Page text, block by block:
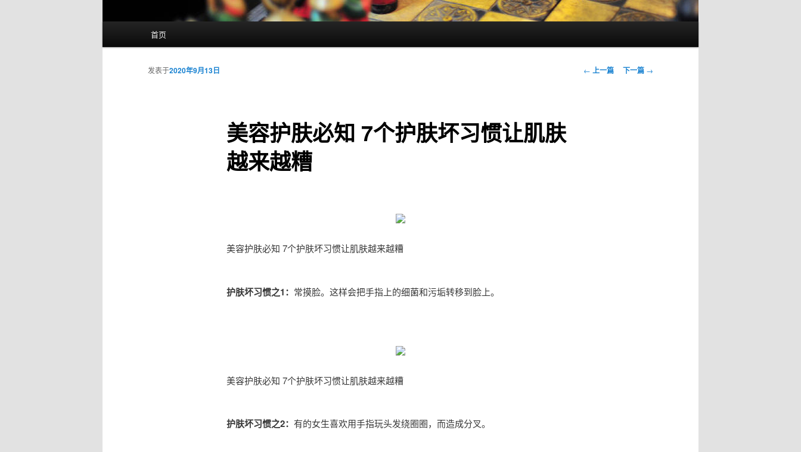
首页
文
← 上一篇 下一篇 →
美容护肤必知 7个护肤坏习惯让肌肤
越来越糟
发表于2020年9月13日
美容护肤必知 7个护肤坏习惯让肌肤越来越糟
护肤坏习惯之1： 常摸脸。这样会把手指上的细菌和污垢转移到脸上。
美容护肤必知 7个护肤坏习惯让肌肤越来越糟
护肤坏习惯之2： 有的女生喜欢用手指玩头发绕圈圈，而造成分叉。